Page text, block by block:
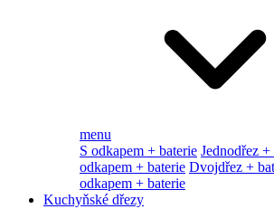
menu
S odkapem + baterie Jednodřez +
odkapem + baterie Dvojdřez +
odkapem + baterie
Kuchyňské dřezy